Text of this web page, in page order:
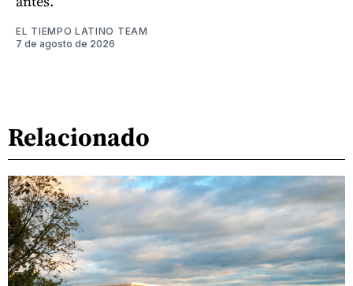
EL TIEMPO LATINO TEAM
7 de agosto de 2026
Relacionado